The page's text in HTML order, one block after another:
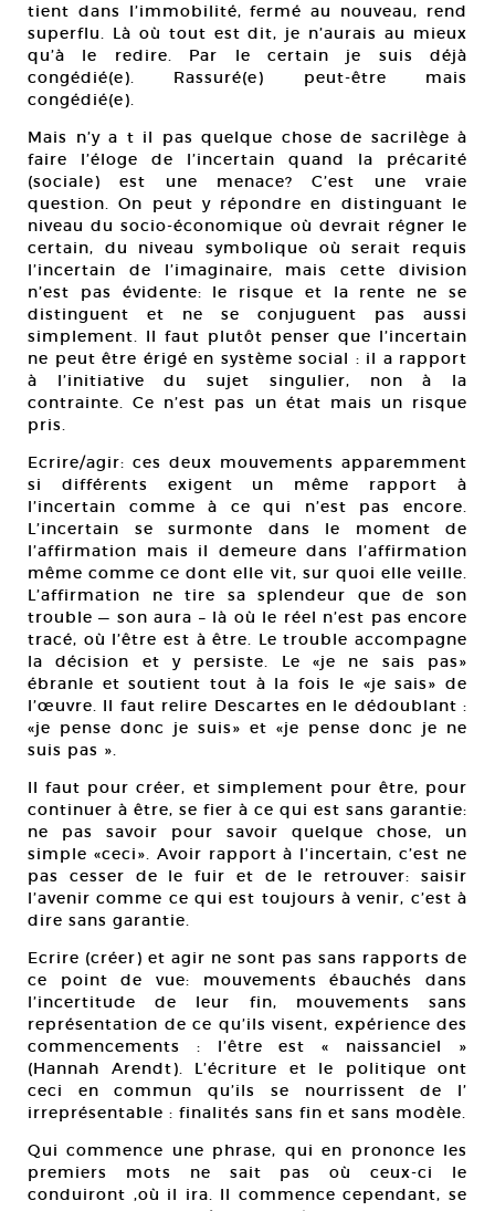
tient dans l’immobilité, fermé au nouveau, rend
superflu. Là où tout est dit, je n’aurais au mieux
qu’à le redire. Par le certain je suis déjà
congédié(e). Rassuré(e) peut-être mais
congédié(e).
Mais n’y a t il pas quelque chose de sacrilège à
faire l’éloge de l’incertain quand la précarité
(sociale) est une menace? C’est une vraie
question. On peut y répondre en distinguant le
niveau du socio-économique où devrait régner le
certain, du niveau symbolique où serait requis
l’incertain de l’imaginaire, mais cette division
n’est pas évidente: le risque et la rente ne se
distinguent et ne se conjuguent pas aussi
simplement. Il faut plutôt penser que l’incertain
ne peut être érigé en système social : il a rapport
à l’initiative du sujet singulier, non à la
contrainte. Ce n’est pas un état mais un risque
pris.
Ecrire/agir: ces deux mouvements apparemment
si différents exigent un même rapport à
l’incertain comme à ce qui n’est pas encore.
L’incertain se surmonte dans le moment de
l’affirmation mais il demeure dans l’affirmation
même comme ce dont elle vit, sur quoi elle veille.
L’affirmation ne tire sa splendeur que de son
trouble — son aura – là où le réel n’est pas encore
tracé, où l’être est à être. Le trouble accompagne
la décision et y persiste. Le «je ne sais pas»
ébranle et soutient tout à la fois le «je sais» de
l’œuvre. Il faut relire Descartes en le dédoublant :
«je pense donc je suis» et «je pense donc je ne
suis pas ».
Il faut pour créer, et simplement pour être, pour
continuer à être, se fier à ce qui est sans garantie:
ne pas savoir pour savoir quelque chose, un
simple «ceci». Avoir rapport à l’incertain, c’est ne
pas cesser de le fuir et de le retrouver: saisir
l’avenir comme ce qui est toujours à venir, c’est à
dire sans garantie.
Ecrire (créer) et agir ne sont pas sans rapports de
ce point de vue: mouvements ébauchés dans
l’incertitude de leur fin, mouvements sans
représentation de ce qu’ils visent, expérience des
commencements : l’être est « naissanciel »
(Hannah Arendt). L’écriture et le politique ont
ceci en commun qu’ils se nourrissent de l’
irreprésentable : finalités sans fin et sans modèle.
Qui commence une phrase, qui en prononce les
premiers mots ne sait pas où ceux-ci le
conduiront ,où il ira. Il commence cependant, se